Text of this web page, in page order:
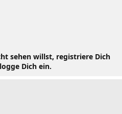
sehen willst, registriere Dich
Dich ein.